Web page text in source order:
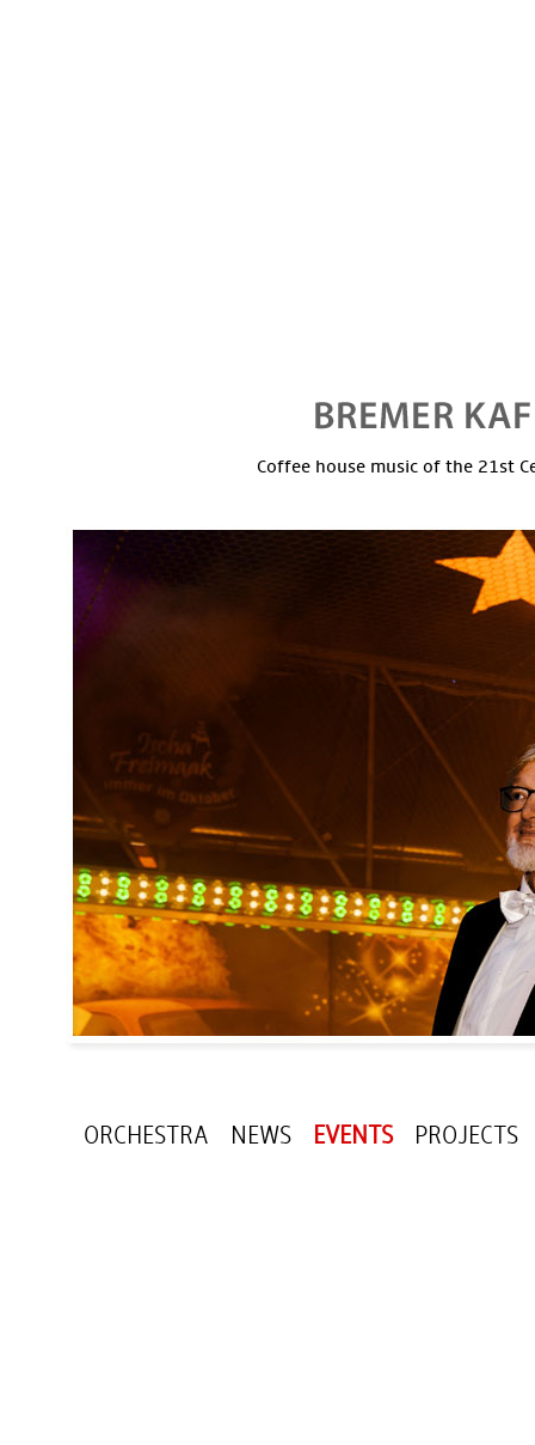
Coffee house music of the 21st
ORCHESTRA NEWS EVENTS PROJECTS